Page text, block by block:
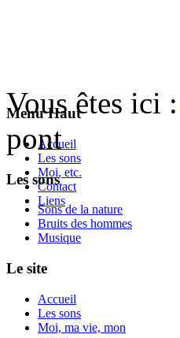
Menu Haut
Accueil
Les sons
Moi, etc.
Contact
Liens
Vous êtes ici :
pont
Les sons
Sons de la nature
Bruits des hommes
Musique
Le site
Accueil
Les sons
Moi, ma vie, mon